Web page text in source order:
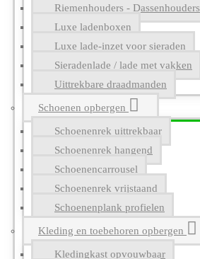
Riemenhouders - Dassenhouders
Luxe ladenboxen
Luxe lade-inzet voor sieraden
Sieradenlade / lade met vakken
Uittrekbare draadmanden
Schoenen opbergen
Schoenenrek uittrekbaar
Schoenenrek hangend
Schoenencarrousel
Schoenenrek vrijstaand
Schoenenplank profielen
Kleding en toebehoren opbergen
Kledingkast opvouwbaar